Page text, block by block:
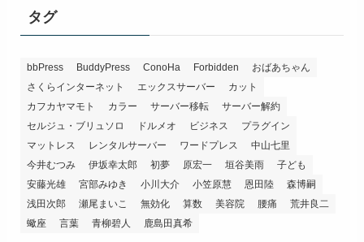
タグ
bbPress BuddyPress ConoHa Forbidden
おばあちゃん
さくらインターネット
エックスサーバー
カット
カフカヤマモト
カラー サーバー移転
サーバー解約
セルジュ・ブリュソロ
ドルメオ ビジネス
プラグイン
マットレス
レンタルサーバー ワードプレス
中山七里
今井むつみ
伊坂幸太郎 初夢 原宏一 垣谷美雨
子ども
安藤光雄
宮部みゆき 小川大介 小笠原慧 恩田陸
森博嗣
浅田次郎
瀬尾まいこ 無効化 算数 美容院 腰痛
荒井良二
蠍座
言葉 青柳碧人 鹿島田真希